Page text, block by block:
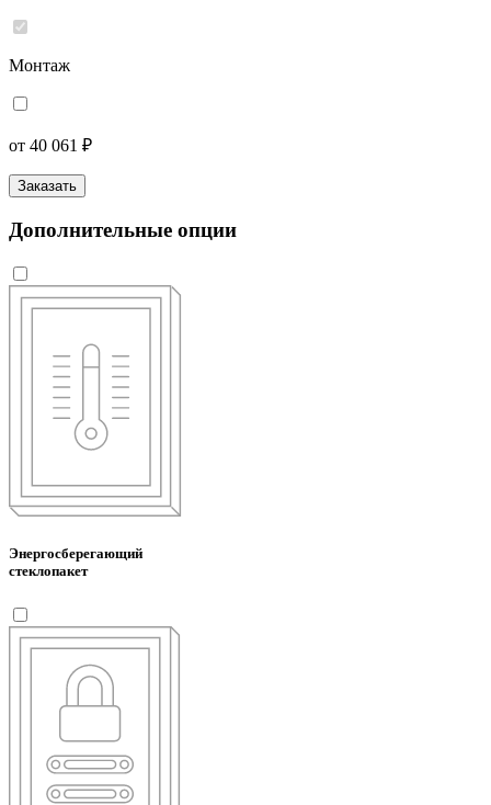
Монтаж
от 40 061 ₽
Заказать
Дополнительные опции
Энергосберегающий
стеклопакет